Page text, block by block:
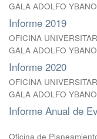
GALA ADOLFO
Informe 2019
OFICINA
GALA ADOLFO
Informe 2020
OFICINA
GALA ADOLFO
Informe Anual de
Oficina de